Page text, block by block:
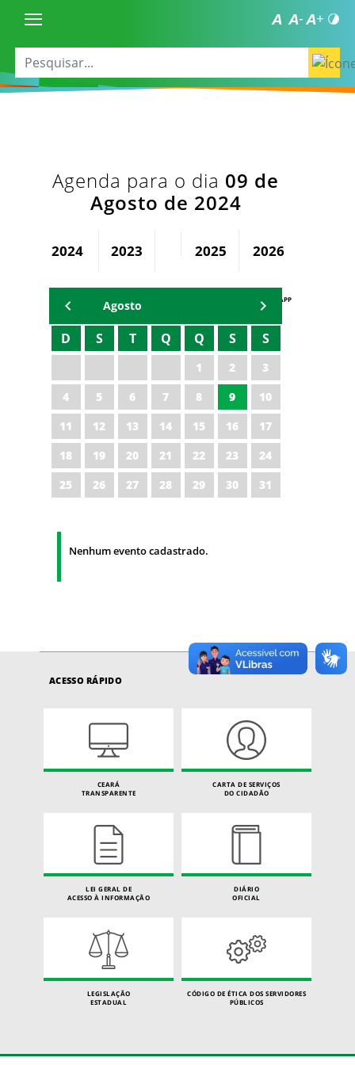
Agenda para o dia 09 de
Agosto de 2024
2024 2023 2025 2026
AGENDA PAPP
Agosto
D S T Q Q S S
1 2
3
4
5 6 7 8 9
10
11
12 13 14 15 16
17
18
19 20 21 22 23
24
25
26 27 28 29 30 31
Nenhum evento cadastrado.
ACESSO RÁPIDO
CEARÁ
TRANSPARENTE
CARTA DE SERVIÇOS
DO CIDADÃO
LEI GERAL DE
ACESSO À INFORMAÇÃO
DIÁRIO
OFICIAL
LEGISLAÇÃO
ESTADUAL
CÓDIGO DE ÉTICA DOS SERVIDORES
PÚBLICOS